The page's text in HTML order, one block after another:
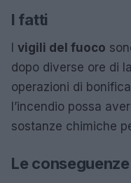
I fatti
I vigili del fuoco
dopo diverse ore di
operazioni di
l’incendio possa
sostanze chimiche
Le conseguenze